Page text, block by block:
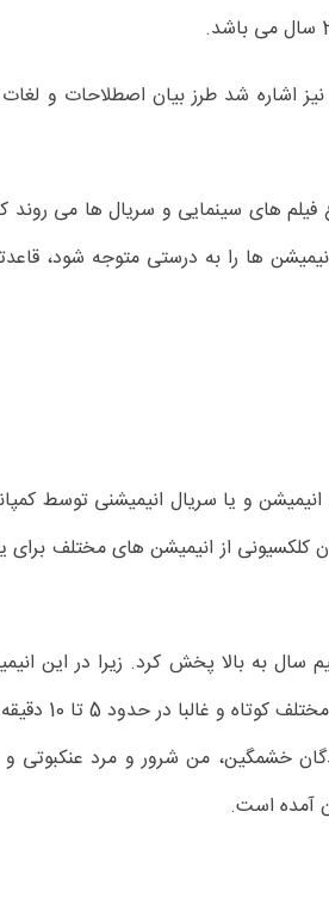
اشاره شد طرز بیان اصطلاحات و
فیلم های سینمایی و سریال ها می
ها را به درستی متوجه شود،
و یا سریال انیمیشنی توسط
کلکسیونی از انیمیشن های مختلف برای
به بالا پخش کرد. زیرا در این
کلمات بسیار ساده تلفظ می شوند. همچنین این انیمیشن ها به
خشمگین، من شرور و مرد عنکبوتی